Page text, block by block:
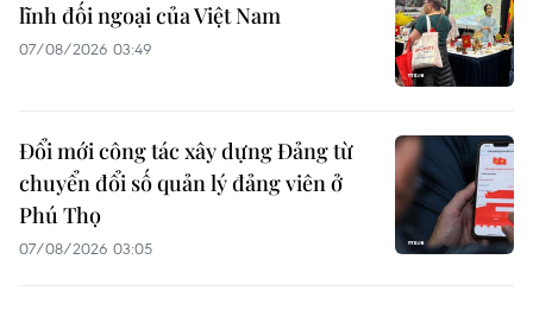
lĩnh đối ngoại của Việt Nam
07/08/2026 03:49
Đổi mới công tác xây dựng Đảng từ
chuyển đổi số quản lý đảng viên ở
Phú Thọ
07/08/2026 03:05